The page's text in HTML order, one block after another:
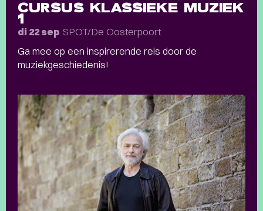
CURSUS KLASSIEKE MUZIEK
1
di 22 sep SPOT/De Oosterpoort
Ga mee op een inspirerende reis door de
muziekgeschiedenis!